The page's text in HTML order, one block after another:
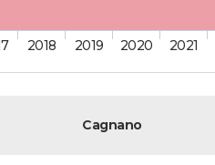
2018 2019 2020 2021
Cagnano